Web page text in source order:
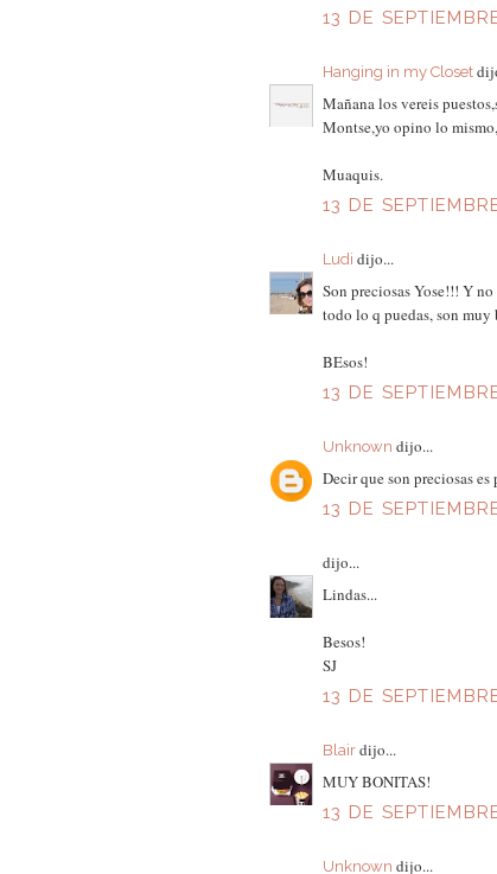
13 DE
Hanging in my Closet
Mañana los vereis
Montse,yo opino lo
Muaquis.
13 DE
Ludi dijo...
Son preciosas Yose!!! Y
todo lo q puedas, son muy
BEsos!
13 DE
Unknown dijo...
Decir que son preciosas es
13 DE
dijo...
Lindas...
Besos!
SJ
13 DE
Blairdijo...
MUY BONITAS!
13 DE
Unknown dijo...